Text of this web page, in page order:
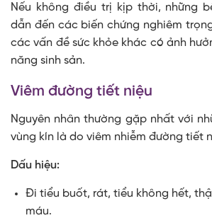
Nếu không điều trị kịp thời, những
dẫn đến các biến chứng nghiêm
các vấn đề sức khỏe khác có ảnh
năng sinh sản.
Viêm đường tiết niệu
Nguyên nhân thường gặp nhất với
vùng kín là do viêm nhiễm đường tiết
Dấu hiệu:
Đi tiểu buốt, rát, tiểu không hết,
máu.